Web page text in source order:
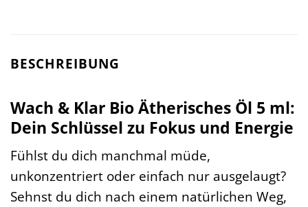
BESCHREIBUNG
Wach & Klar Bio Ätherisches Öl 5 ml:
Dein Schlüssel zu Fokus und Energie
Fühlst du dich manchmal müde,
unkonzentriert oder einfach nur ausgelaugt?
Sehnst du dich nach einem natürlichen Weg,